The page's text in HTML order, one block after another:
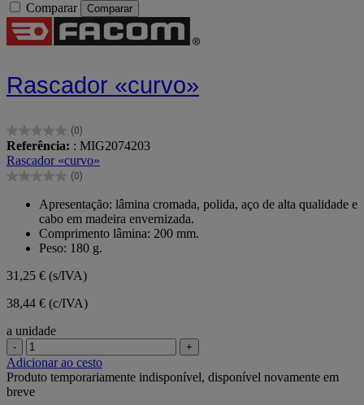
Comparar Comparar
Rascador «curvo»
(0)
0.0
em
5
estrelas.
Referência: : MIG2074203
Rascador «curvo»
(0)
0.0
estrelas.
Apresentação: lâmina cromada, polida, aço de alta qualidade e
cabo em madeira envernizada.
Comprimento lâmina: 200 mm.
Peso: 180 g.
31,25 € (s/IVA)
38,44 € (c/IVA)
a unidade
- +
Adicionar ao cesto
Produto temporariamente indisponível, disponível novamente em
breve